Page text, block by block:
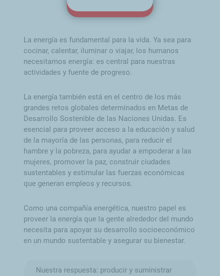
La energía es fundamental para la vida. Ya sea para
cocinar, calentar, iluminar o viajar, los humanos
necesitamos energía: es central para nuestras
actividades y fuente de progreso.
La energía también está en el centro de los más
grandes retos globales determinados en Metas de
Desarrollo Sostenible de las Naciones Unidas. Es
esencial para proveer acceso a la educación y salud
de la mayoría de las personas, para reducir el
hambre y la pobreza, para ayudar a empoderar a las
mujeres, promover la paz, construir ciudades
sustentables y estimular las fuerzas económicas
que generan empleos y recursos.
Como una compañía energética, nuestro papel es
proveer la energía que la gente alrededor del mundo
necesita para apoyar su desarrollo socioeconómico
en un mundo sustentable y asegurar su bienestar.
Nuestra respuesta: producir y suministrar